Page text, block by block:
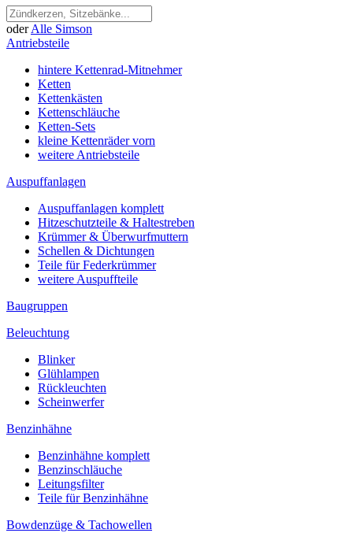
oder Alle Simson
Antriebsteile
hintere Kettenrad-Mitnehmer
Ketten
Kettenkästen
Kettenschläuche
Ketten-Sets
kleine Kettenräder vorn
weitere Antriebsteile
Auspuffanlagen
Auspuffanlagen komplett
Hitzeschutzteile & Haltestreben
Krümmer & Überwurfmuttern
Schellen & Dichtungen
Teile für Federkrümmer
weitere Auspuffteile
Baugruppen
Beleuchtung
Blinker
Glühlampen
Rückleuchten
Scheinwerfer
Benzinhähne
Benzinhähne komplett
Benzinschläuche
Leitungsfilter
Teile für Benzinhähne
Bowdenzüge & Tachowellen